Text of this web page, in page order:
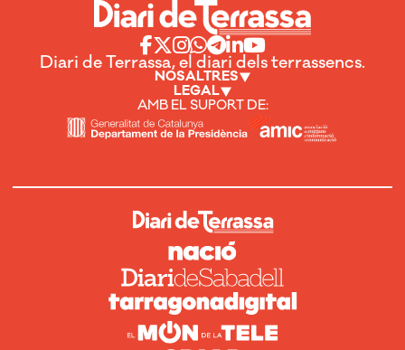
Diari de Terrassa, el diari dels terrassencs.
NOSALTRES
LEGAL
AMB EL SUPORT DE: